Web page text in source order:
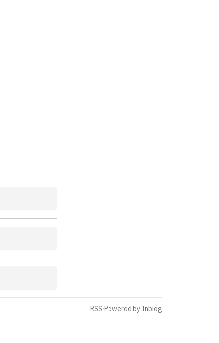
RSS·Powered by Inblog